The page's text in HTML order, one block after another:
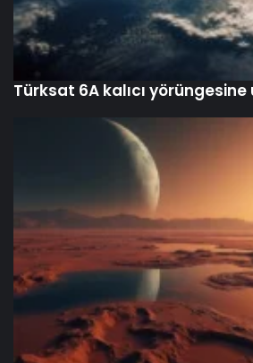
Türksat 6A kalıcı yörüngesine